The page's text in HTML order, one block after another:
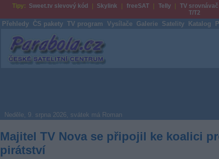
Tipy: Sweet.tv slevový kód Skylink freeSAT Telly
TV srovnávač
T/T2
Přehledy ČS pakety TV program Vysílače Galerie Satelity Katalog
Parabola.cz
Neděle, 9. srpna 2026, svátek má Roman
Majitel TV Nova se připojil ke koalici
pirátství